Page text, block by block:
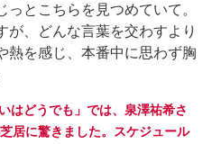
とこちらを見つめていて。
が、どんな言葉を交わすより
熱を感じ、本番中に思わず胸
はどうでも」では、泉澤祐希さ
居に驚きました。スケジュール